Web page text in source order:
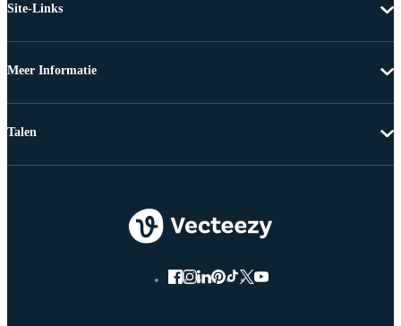
Site-Links
Meer Informatie
Talen